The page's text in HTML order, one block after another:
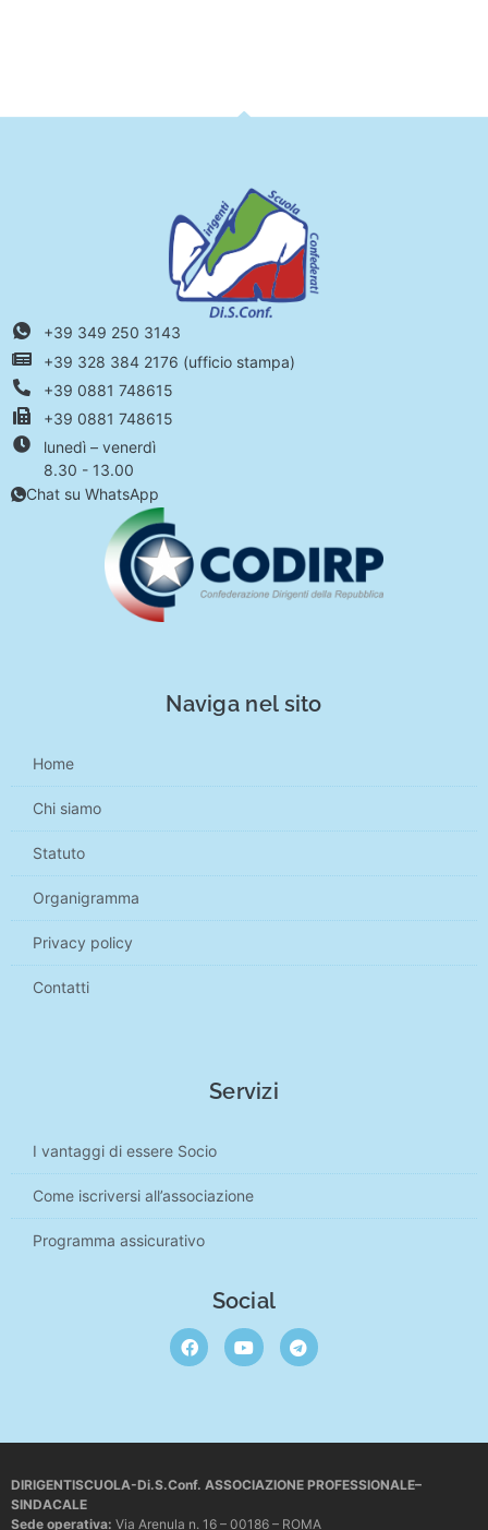
+39 349 250 3143
+39 328 384 2176 (ufficio stampa)
+39 0881 748615
+39 0881 748615
lunedì – venerdì
8.30 - 13.00
Chat su WhatsApp
Naviga nel sito
Home
Chi siamo
Statuto
Organigramma
Privacy policy
Contatti
Servizi
I vantaggi di essere Socio
Come iscriversi all’associazione
Programma assicurativo
Social
DIRIGENTISCUOLA-Di.S.Conf. ASSOCIAZIONE PROFESSIONALE–
SINDACALE
Sede operativa: Via Arenula n. 16 – 00186 – ROMA